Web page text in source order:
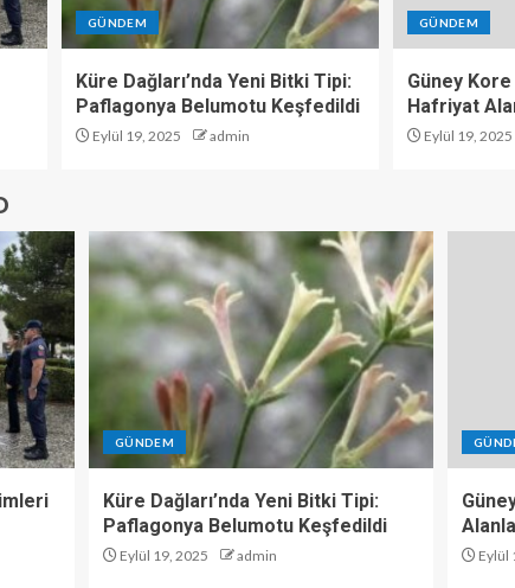
GÜNDEM
Küre Dağları’nda Yeni Bitki Tipi:
Paflagonya Belumotu Keşfedildi
Eylül 19, 2025 admin
GÜNDEM
Güney
Hafriyat
Eylül 19, 2025
GÜNDEM
Küre Dağları’nda Yeni Bitki Tipi:
Paflagonya Belumotu Keşfedildi
Eylül 19, 2025 admin Eylül